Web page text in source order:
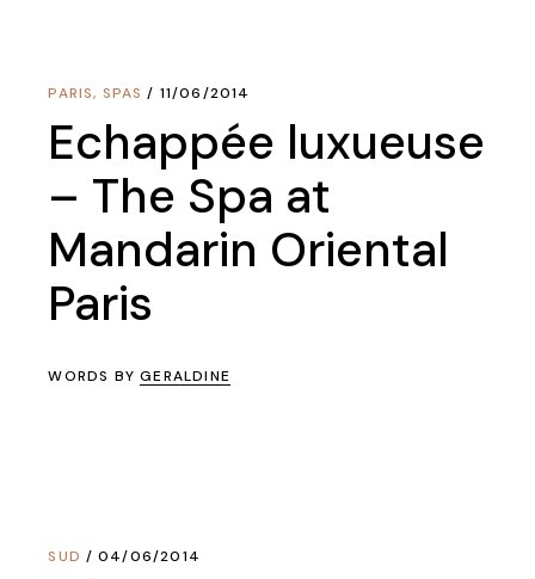
PARIS, SPAS 11/06/2014
Echappée luxueuse
– The Spa at
Mandarin Oriental
Paris
WORDS BYGERALDINE
SUD 04/06/2014